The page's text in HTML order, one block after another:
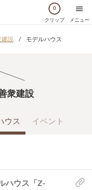
0
クリップ メニュー
建設 モデルハウス
衆建設
ウス イベント
ハウス「Z-